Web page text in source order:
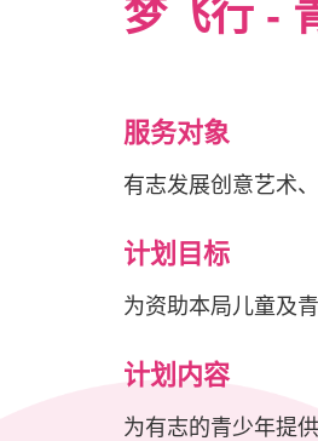
梦飞行 -
服务对象
有志发展创意艺术
计划目标
为资助本局儿童及
计划内容
为有志的青少年提